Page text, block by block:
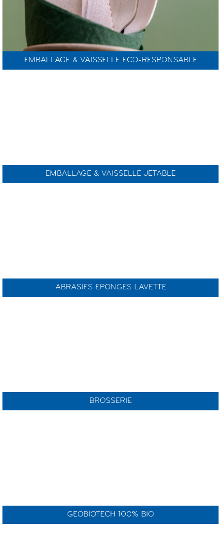
EMBALLAGE & VAISSELLE ECO-RESPONSABLE
EMBALLAGE & VAISSELLE JETABLE
ABRASIFS EPONGES LAVETTE
BROSSERIE
GEOBIOTECH 100% BIO